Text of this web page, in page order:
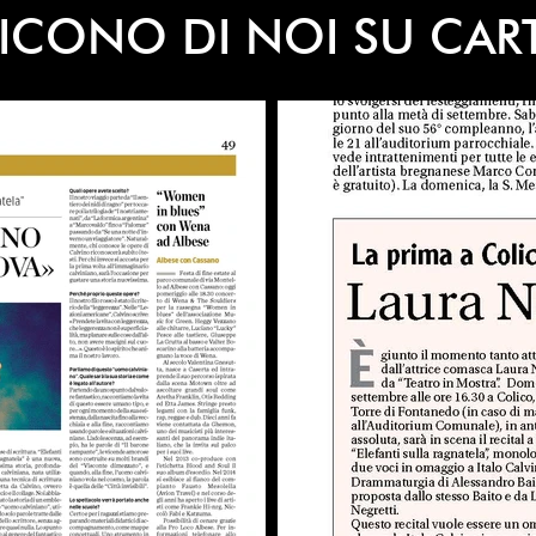
DI NOI SU